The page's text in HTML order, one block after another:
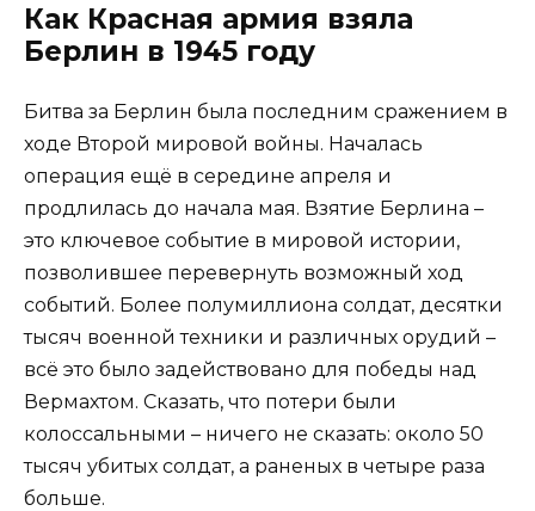
Как Красная армия взяла
Берлин в 1945 году
Битва за Берлин была последним сражением в
ходе Второй мировой войны. Началась
операция ещё в середине апреля и
продлилась до начала мая. Взятие Берлина –
это ключевое событие в мировой истории,
позволившее перевернуть возможный ход
событий. Более полумиллиона солдат, десятки
тысяч военной техники и различных орудий –
всё это было задействовано для победы над
Вермахтом. Сказать, что потери были
колоссальными – ничего не сказать: около 50
тысяч убитых солдат, а раненых в четыре раза
больше.